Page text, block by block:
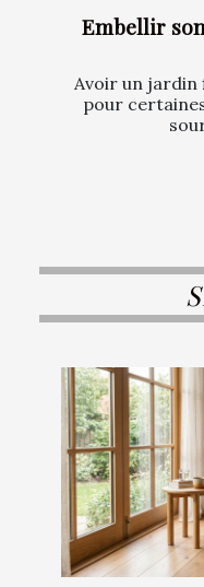
Embellir
Avoir un jardin
pour